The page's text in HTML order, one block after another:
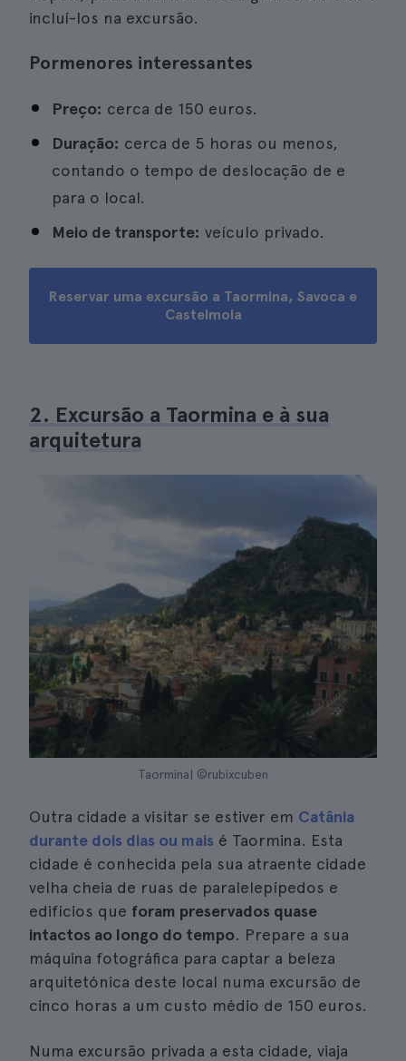
incluí-los na excursão.
Pormenores interessantes
Preço: cerca de 150 euros.
Duração: cerca de 5 horas ou menos,
contando o tempo de deslocação de e
para o local.
Meio de transporte: veículo privado.
Reservar uma excursão a Taormina, Savoca e
Castelmola
2. Excursão a Taormina e à sua
arquitetura
Taormina| ©rubixcuben
Outra cidade a visitar se estiver em Catânia
durante dois dias ou mais é Taormina. Esta
cidade é conhecida pela sua atraente cidade
velha cheia de ruas de paralelepípedos e
edifícios que foram preservados quase
intactos ao longo do tempo. Prepare a sua
máquina fotográfica para captar a beleza
arquitetónica deste local numa excursão de
cinco horas a um custo médio de 150 euros.
Numa excursão privada a esta cidade, viaja